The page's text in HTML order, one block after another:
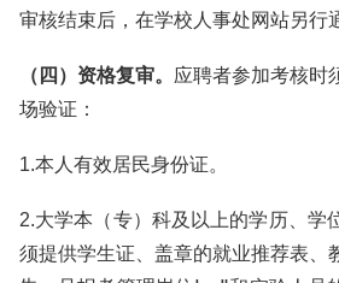
审核结束后，在学校人事处网站另行
（四）资格复审。 应聘者参加考核时
场验证：
1.本人有效居民身份证。
2.大学本（专）科及以上的学历、学
须提供学生证、盖章的就业推荐表、